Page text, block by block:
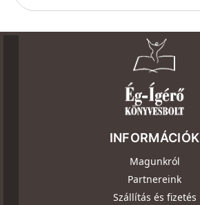
INFORMÁCIÓK
Magunkról
Partnereink
Szállítás és fizetés